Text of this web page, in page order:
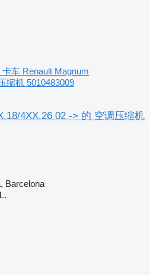
卡车 Renault Magnum
缩机 5010483009
4XX.26 02 -> 的 空调压缩机
Barcelona